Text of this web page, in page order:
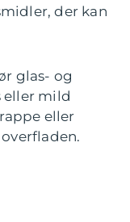
der kan
glas- og
eller mild
eller